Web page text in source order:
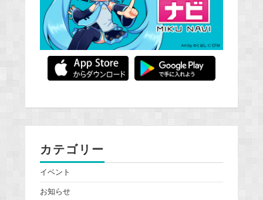
カテゴリー
イベント
お知らせ